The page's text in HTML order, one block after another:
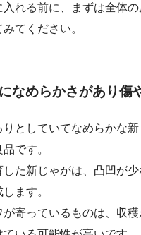
入れる前に、まずは全体
てください。
なめらかさがあり傷
りとしていてなめらかな
です。
した新じゃがは、凸凹が
ます。
が寄っているものは、収